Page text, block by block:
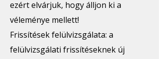
ezért elvárjuk, hogy álljon ki a
véleménye mellett!
Frissítések felülvizsgálata: a
felülvizsgálati frissítéseknek új